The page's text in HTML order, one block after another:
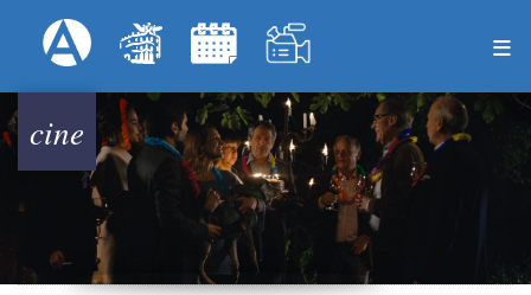
al
principal
Menú Superior
cine